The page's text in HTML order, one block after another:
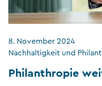
8. November 2024
Nachhaltigkeit und
Philanthropie